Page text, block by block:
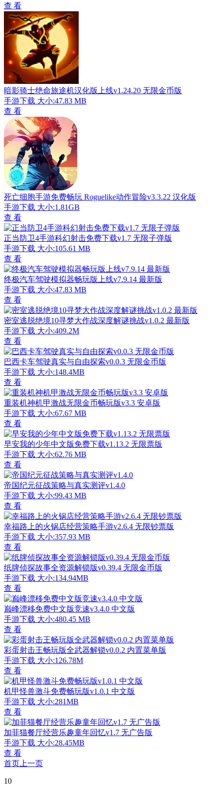
查 看
暗影骑士绝命旅途机汉化版上线v1.24.20 无限金币版
手游下载 大小:47.83 MB
查 看
死亡细胞手游免费畅玩 Roguelike动作冒险v3.3.22 汉化版
手游下载 大小:1.81GB
查 看
正当防卫4手游科幻射击免费下载v1.7 无限子弹版
手游下载 大小:105.61 MB
查 看
终极汽车驾驶模拟器畅玩版上线v7.9.14 最新版
手游下载 大小:47.83 MB
查 看
密室逃脱绝境10寻梦大作战深度解谜挑战v1.0.2 最新版
手游下载 大小:409.2M
查 看
巴西卡车驾驶真实与自由探索v0.0.3 无限金币版
手游下载 大小:148.4MB
查 看
重装机神机甲激战无限金币畅玩版v3.3 安卓版
手游下载 大小:67.67 MB
查 看
早安我的少年中文版免费下载v1.13.2 无限票版
手游下载 大小:62.76 MB
查 看
帝国纪元征战策略与真实测评v1.4.0
手游下载 大小:99.43 MB
查 看
幸福路上的火锅店经营策略手游v2.6.4 无限钞票版
手游下载 大小:357.93 MB
查 看
纸牌侦探故事全资源解锁版v0.39.4 无限金币版
手游下载 大小:134.94MB
查 看
巅峰漂移免费中文版竞速v3.4.0 中文版
手游下载 大小:480.45 MB
查 看
彩蛋射击王畅玩版全武器解锁v0.0.2 内置菜单版
手游下载 大小:126.78M
查 看
机甲怪兽激斗免费畅玩版v1.0.1 中文版
手游下载 大小:281MB
查 看
加菲猫餐厅经营乐趣童年回忆v1.7 无广告版
手游下载 大小:28.45MB
查 看
首页 上一页
10